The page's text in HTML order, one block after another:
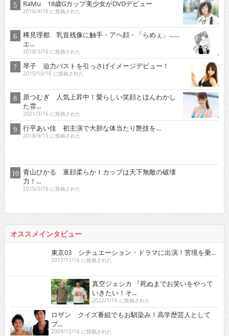
RaMu 18歳Gカップ美少女がDVDデビュー
2016/4/16 に投稿された
稀見理都 乳首残像に触手・アヘ顔・「らめぇ」……
エ...
2018/3/16 に投稿された
琴子 迫力バストを引っさげイメージデビュー！
2015/10/16 に投稿された
原つむぎ 人気上昇中！愛らしい笑顔とほんわかし
た雰...
2021/3/16 に投稿された
行平あい佳 初主演で大胆な体当たり艶技を…
2018/9/15 に投稿された
力！...
2015/2/16 に投稿された
東京03 シチュエーション・ドラマに出演！苦境を乗...
2017/11/16 に投稿された
真空ジェシカ 『死ぬまでお笑いをやっていきたい！そ...
ロザン クイズ番組でもお馴染み！高学歴芸人として
ブ...
2009/12/16 に投稿された
有野晋哉 ゲーム・アニメ・漫画・アイドルに精通！
単...